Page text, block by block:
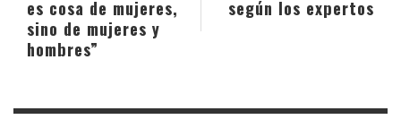
según los expertos
es cosa de mujeres,
sino de mujeres y
hombres”